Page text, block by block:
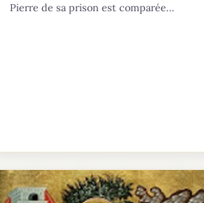
Pierre de sa prison est comparée...